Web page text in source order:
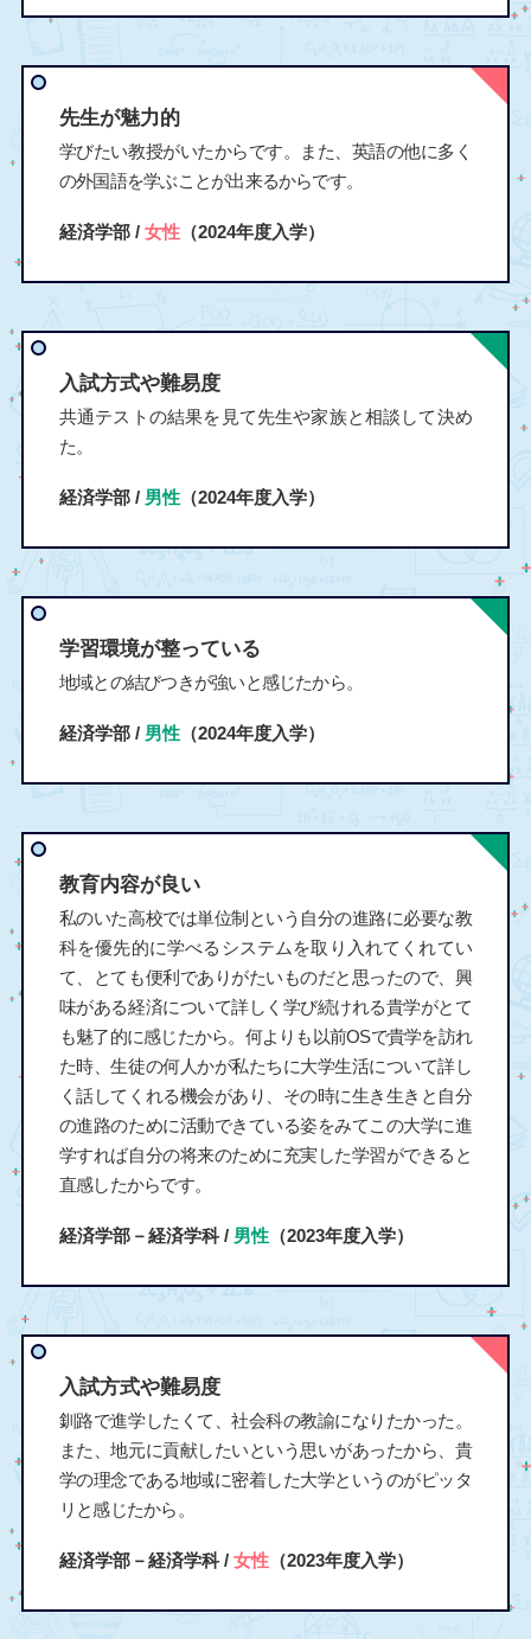
先生が魅力的
学びたい教授がいたからです。また、英語の他に多く
の外国語を学ぶことが出来るからです。
経済学部 / 女性（2024年度入学）
入試方式や難易度
共通テストの結果を見て先生や家族と相談して決め
た。
経済学部 / 男性（2024年度入学）
学習環境が整っている
地域との結びつきが強いと感じたから。
経済学部 / 男性（2024年度入学）
教育内容が良い
私のいた高校では単位制という自分の進路に必要な教
科を優先的に学べるシステムを取り入れてくれてい
て、とても便利でありがたいものだと思ったので、興
味がある経済について詳しく学び続けれる貴学がとて
も魅了的に感じたから。何よりも以前OSで貴学を訪れ
た時、生徒の何人かが私たちに大学生活について詳し
く話してくれる機会があり、その時に生き生きと自分
の進路のために活動できている姿をみてこの大学に進
学すれば自分の将来のために充実した学習ができると
直感したからです。
経済学部－経済学科 / 男性（2023年度入学）
入試方式や難易度
釧路で進学したくて、社会科の教諭になりたかった。
また、地元に貢献したいという思いがあったから、貴
学の理念である地域に密着した大学というのがピッタ
リと感じたから。
経済学部－経済学科 / 女性（2023年度入学）